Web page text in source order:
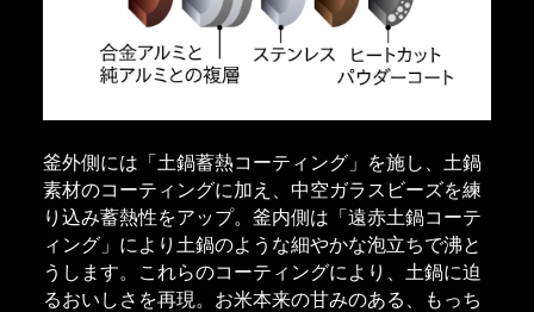
釜外側には「土鍋蓄熱コーティング」を施し、土鍋
素材のコーティングに加え、中空ガラスビーズを練
り込み蓄熱性をアップ。釜内側は「遠赤土鍋コーテ
ィング」により土鍋のような細やかな泡立ちで沸と
うします。これらのコーティングにより、土鍋に迫
るおいしさを再現。お米本来の甘みのある、もっち